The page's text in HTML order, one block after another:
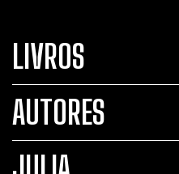
LIVROS
AUTORES